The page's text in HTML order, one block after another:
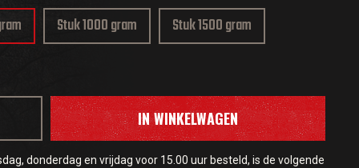
Stuk 1000 gram Stuk 1500 gram
IN WINKELWAGEN
donderdag en vrijdag voor 15.00 uur besteld, is de volgende